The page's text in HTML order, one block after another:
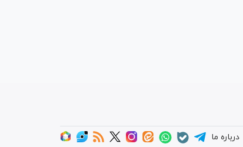
درباره ما